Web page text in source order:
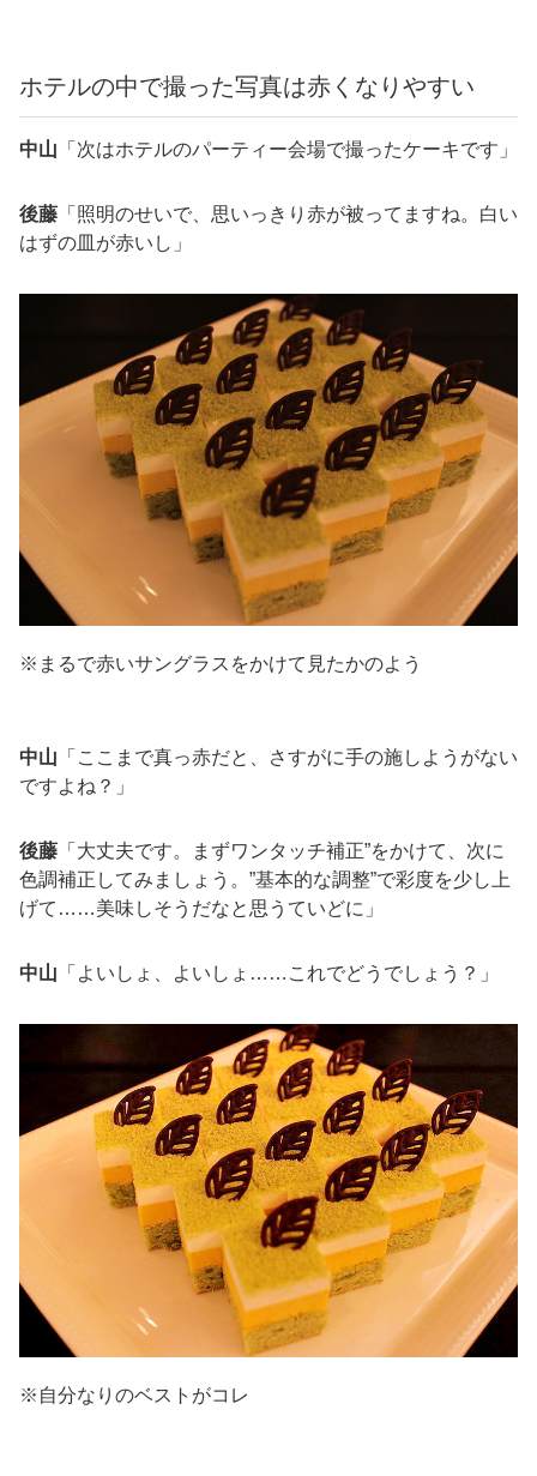
ホテルの中で撮った写真は赤くなりやすい
中山 「次はホテルのパーティー会場で撮ったケーキです」
後藤 「照明のせいで、思いっきり赤が被ってますね。白い
はずの皿が赤いし」
※まるで赤いサングラスをかけて見たかのよう
中山 「ここまで真っ赤だと、さすがに手の施しようがない
ですよね？」
後藤 「大丈夫です。まずワンタッチ補正”をかけて、次に
色調補正してみましょう。”基本的な調整”で彩度を少し上
げて……美味しそうだなと思うていどに」
中山 「よいしょ、よいしょ……これでどうでしょう？」
※自分なりのベストがコレ